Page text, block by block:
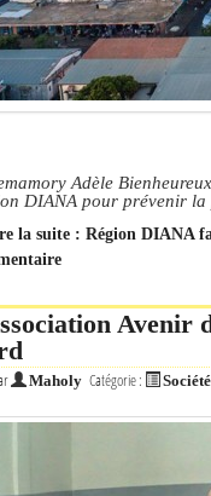
Adèle
DIANA pour prévenir
la suite : Région DIANA
Avenir
Maholy Catégorie : Société